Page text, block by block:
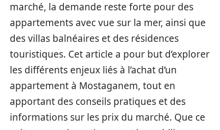
marché, la demande reste forte pour des
appartements avec vue sur la mer, ainsi que
des villas balnéaires et des résidences
touristiques. Cet article a pour but d’explorer
les différents enjeux liés à l’achat d’un
appartement à Mostaganem, tout en
apportant des conseils pratiques et des
informations sur les prix du marché. Que ce